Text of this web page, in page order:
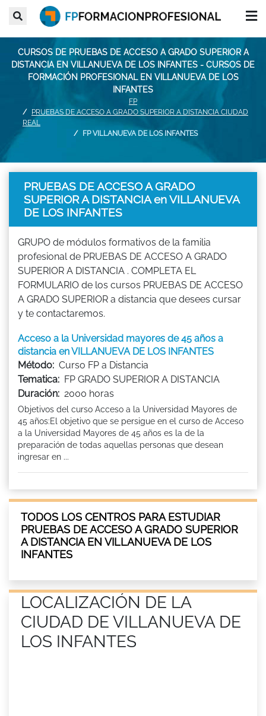
CURSOS DE PRUEBAS DE ACCESO A GRADO SUPERIOR A
DISTANCIA EN VILLANUEVA DE LOS INFANTES - CURSOS DE
FORMACIÓN PROFESIONAL EN VILLANUEVA DE LOS
INFANTES
FP
PRUEBAS DE ACCESO A GRADO SUPERIOR A DISTANCIA CIUDAD
REAL
FP VILLANUEVA DE LOS INFANTES
PRUEBAS DE ACCESO A GRADO
SUPERIOR A DISTANCIA en VILLANUEVA
DE LOS INFANTES
GRUPO de módulos formativos de la familia
profesional de PRUEBAS DE ACCESO A GRADO
SUPERIOR A DISTANCIA . COMPLETA EL
FORMULARIO de los cursos PRUEBAS DE ACCESO
A GRADO SUPERIOR a distancia que desees cursar
y te contactaremos.
Acceso a la Universidad mayores de 45 años a
distancia en VILLANUEVA DE LOS INFANTES
Método: Curso FP a Distancia
Tematica: FP GRADO SUPERIOR A DISTANCIA
Duración: 2000 horas
Objetivos del curso Acceso a la Universidad Mayores de
45 años:El objetivo que se persigue en el curso de Acceso
a la Universidad Mayores de 45 años es la de la
preparación de todas aquellas personas que desean
ingresar en ...
TODOS LOS CENTROS PARA ESTUDIAR
PRUEBAS DE ACCESO A GRADO SUPERIOR
A DISTANCIA EN VILLANUEVA DE LOS
INFANTES
LOCALIZACIÓN DE LA
CIUDAD DE VILLANUEVA DE
LOS INFANTES